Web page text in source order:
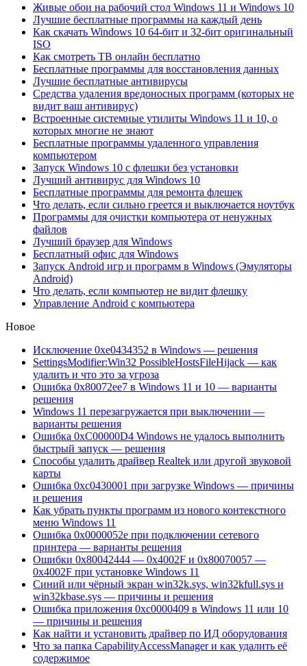
Живые обои на рабочий стол Windows 11 и Windows 10
Лучшие бесплатные программы на каждый день
Как скачать Windows 10 64-бит и 32-бит оригинальный
ISO
Как смотреть ТВ онлайн бесплатно
Бесплатные программы для восстановления данных
Лучшие бесплатные антивирусы
Средства удаления вредоносных программ (которых не
видит ваш антивирус)
Встроенные системные утилиты Windows 11 и 10, о
которых многие не знают
Бесплатные программы удаленного управления
компьютером
Запуск Windows 10 с флешки без установки
Лучший антивирус для Windows 10
Бесплатные программы для ремонта флешек
Что делать, если сильно греется и выключается ноутбук
Программы для очистки компьютера от ненужных
файлов
Лучший браузер для Windows
Бесплатный офис для Windows
Запуск Android игр и программ в Windows (Эмуляторы
Android)
Что делать, если компьютер не видит флешку
Управление Android с компьютера
Новое
Исключение 0xe0434352 в Windows — решения
SettingsModifier:Win32 PossibleHostsFileHijack — как
удалить и что это за угроза
Ошибка 0x80072ee7 в Windows 11 и 10 — варианты
решения
Windows 11 перезагружается при выключении —
варианты решения
Ошибка 0xC00000D4 Windows не удалось выполнить
быстрый запуск — решения
Способы удалить драйвер Realtek или другой звуковой
карты
Ошибка 0xc0430001 при загрузке Windows — причины
и решения
Как убрать пункты программ из нового контекстного
меню Windows 11
Ошибка 0x0000052e при подключении сетевого
принтера — варианты решения
Ошибки 0x80042444 — 0x4002F и 0x80070057 —
0x4002F при установке Windows 11
Синий или чёрный экран win32k.sys, win32kfull.sys и
win32kbase.sys — причины и решения
Ошибка приложения 0xc0000409 в Windows 11 или 10
— причины и решения
Как найти и установить драйвер по ИД оборудования
Что за папка CapabilityAccessManager и как удалить её
содержимое